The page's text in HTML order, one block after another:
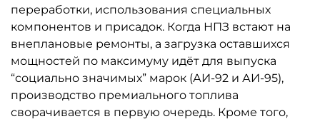
переработки, использования специальных
компонентов и присадок. Когда НПЗ встают на
внеплановые ремонты, а загрузка оставшихся
мощностей по максимуму идёт для выпуска
“социально значимых” марок (АИ-92 и АИ-95),
производство премиального топлива
сворачивается в первую очередь. Кроме того,